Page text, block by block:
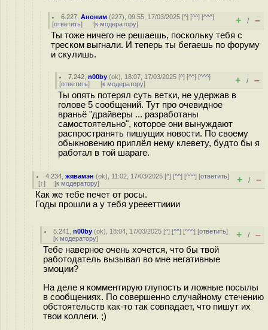
6.227 ,Аноним (227), 09:55, 17/03/2025 [^] [^^] [^^^]
[ответить] [к модератору] + / –
Ты тоже ничего не решаешь, поскольку тебя с
треском выгнали. И теперь ты бегаешь по форуму
и скулишь.
7.242 ,n00by (ok), 18:07, 17/03/2025 [^] [^^] [^^^]
[ответить] [к модератору] + / –
Ты опять потерял суть ветки, не удержав в
голове 5 сообщений. Тут про очевидное
враньё "драйверы ... разработаны
самостоятельно", которое они вынуждают
распространять пишущих новости. По своему
обыкновению приплёл нему клевету, будто бы я
работал в той шараге.
4.234 ,жявамэн (ok), 11:02, 17/03/2025 [^] [^^] [^^^] [ответить]
[↑] [к модератору] + / –
Как же тебе печет от росы.
Годы прошли а у тебя уреееттииии
5.241 ,n00by (ok), 18:04, 17/03/2025 [^] [^^] [^^^] [ответить]
[к модератору] + / –
Тебе наверное очень хочется, что бы твой
работодатель вызывал во мне негативные
эмоции?
На деле я комментирую глупость и ложные посылы
в сообщениях. По совершенно случайному стечению
обстоятельств как-то так совпадает, что пишут их
твои коллеги. ;)